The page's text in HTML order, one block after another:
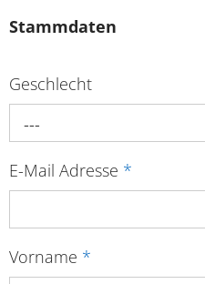
Stammdaten
Geschlecht
---
E-Mail Adresse *
Vorname *